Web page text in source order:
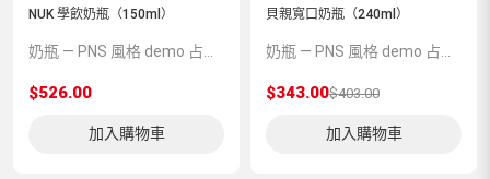
NUK 學飲奶瓶（150ml）
奶瓶 — PNS 風格 demo 占位商品，方便首頁與分類頁版位演示，上線前由業務替換為真實 SKU。
$526.00
加入購物車
貝親寬口奶瓶（240ml）
奶瓶 — PNS 風格 demo 占位商品，方便首頁與分類頁版位演示，上線前由業務替換為真實 SKU。
$343.00$403.00
加入購物車